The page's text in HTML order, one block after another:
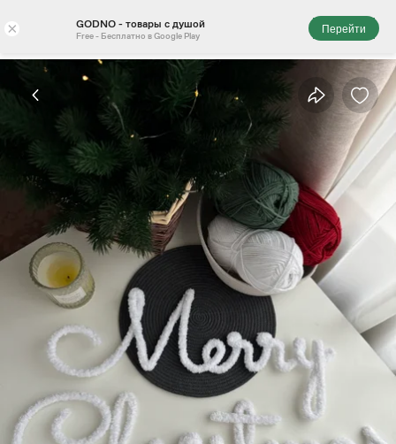
× GODNO - товары с душой
Free - Бесплатно в Google Play
Перейти